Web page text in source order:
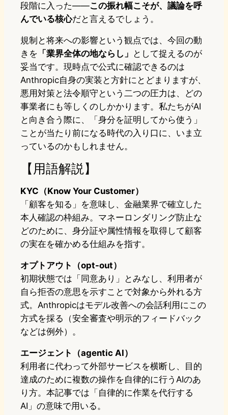
段階に入った——この振れ幅こそが、議論を呼
んでいる核心だと言えるでしょう。
規制と将来への影響という観点では、今回の動
きを 「業界全体の地ならし」 として捉えるのが
妥当です。現時点で公式に確認できるのは
Anthropic自身の実装と方針にとどまりますが、
悪用対策と法令順守という二つの圧力は、どの
事業者にも等しくのしかかります。私たちがAI
と向き合う際に、「身分を証明してから使う」
ことが当たり前になる時代の入り口に、いま立
っているのかもしれません。
【用語解説】
KYC（Know Your Customer）
「顧客を知る」を意味し、金融業界で確立した
本人確認の枠組み。マネーロンダリング防止な
どのために、身分証や属性情報を取得して顧客
の実在を確かめる仕組みを指す。
オプトアウト（opt-out）
初期状態では「同意あり」とみなし、利用者が
自ら拒否の意思を示すことで対象から外れる方
式。Anthropicはモデル改善への会話利用にこの
方式を採る（安全審査や明示的フィードバック
などは例外）。
エージェント（agentic AI）
利用者に代わって外部サービスを横断し、目的
達成のために複数の操作を自律的に行うAIのあ
り方。本記事では「自律的に作業を代行する
AI」の意味で用いる。